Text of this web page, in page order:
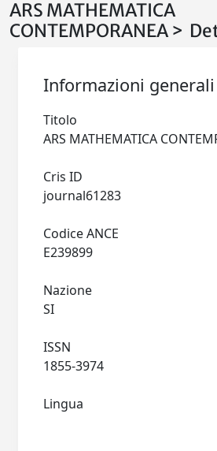
ARS MATHEMATICA
CONTEMPORANEA >
Informazioni generali
Titolo
Cris ID
Codice ANCE
Nazione
ISSN
Lingua